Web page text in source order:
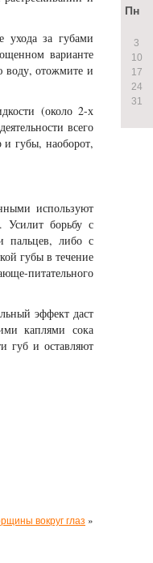
ухода за губами
варианте
воду, отожмите и
(около 2-х
всего
и губы, наоборот,
используют
Усилит борьбу с
пальцев, либо с
губы в течение
питательного
эффект даст
каплями сока
губ и оставляют
вокруг глаз »
Пн
3
10
17
24
31